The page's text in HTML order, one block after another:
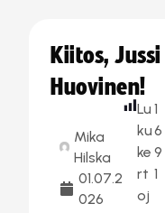
Kiitos, Jussi
Huovinen!
Mika
Hilska
01.07.2
026
Lu
ku
ke
rt
oj
1
6
9
1